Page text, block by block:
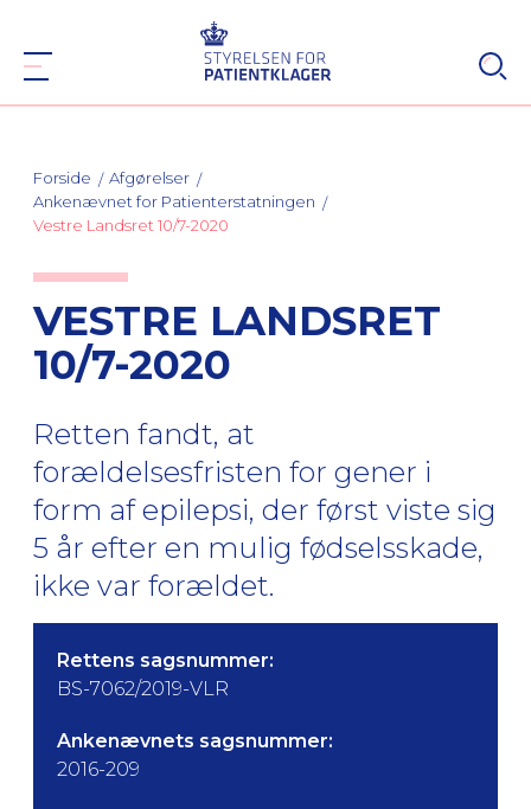
Forside
Afgørelser
Ankenævnet for Patienterstatningen
Vestre Landsret 10/7-2020
VESTRE LANDSRET
10/7-2020
Retten fandt, at
forældelsesfristen for gener i
form af epilepsi, der først viste sig
5 år efter en mulig fødselsskade,
ikke var forældet.
Rettens sagsnummer:
BS-7062/2019-VLR
Ankenævnets sagsnummer:
2016-209